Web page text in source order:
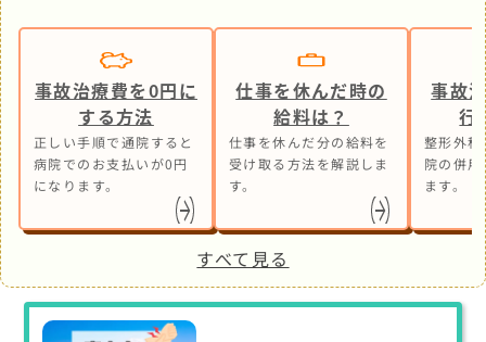
事故治療費を0円に
する方法
正しい手順で通院すると
病院でのお支払いが0円
になります。
仕事を休んだ時の
給料は？
仕事を休んだ分の給料を
受け取る方法を解説しま
す。
事故
行
整形外
院の併
ます。
すべて見る